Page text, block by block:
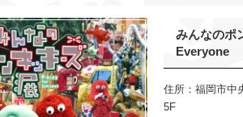
みんなのポ
Everyone
住所：福岡市中
5F